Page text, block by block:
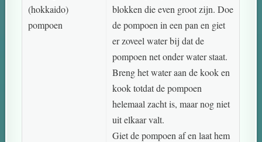
(hokkaido)
pompoen
blokken die even groot zijn. Doe
de pompoen in een pan en giet
er zoveel water bij dat de
pompoen net onder water staat.
Breng het water aan de kook en
kook totdat de pompoen
helemaal zacht is, maar nog niet
uit elkaar valt.
Giet de pompoen af en laat hem